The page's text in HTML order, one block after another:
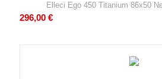
Elleci Ego 450 Titanium 86x50
296,00 €